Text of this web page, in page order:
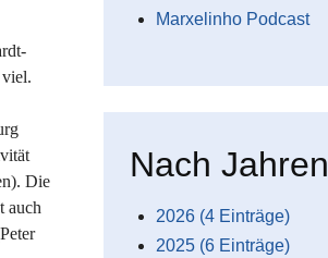
Die
auch
Marxelinho Podcast
Nach Jahren
2026 (4 Einträge)
2025 (6 Einträge)